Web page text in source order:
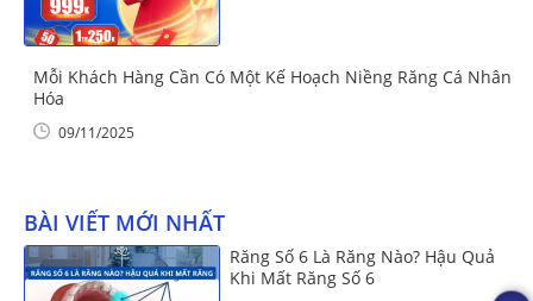
Mỗi Khách Hàng Cần Có Một Kế Hoạch Niềng Răng Cá Nhân
Hóa
09/11/2025
BÀI VIẾT MỚI NHẤT
Răng Số 6 Là Răng Nào? Hậu Quả
Khi Mất Răng Số 6